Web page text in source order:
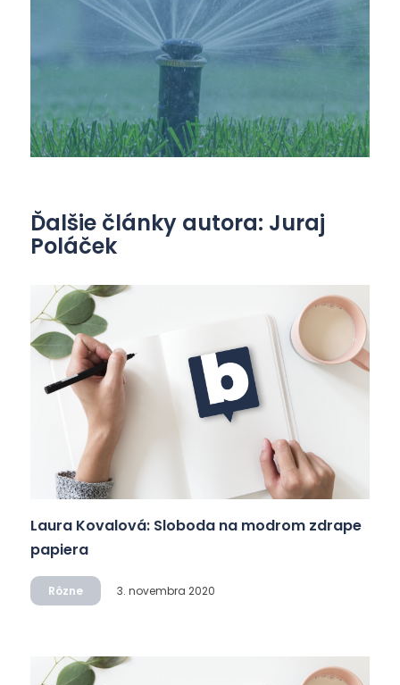
Ďalšie články autora: Juraj
Poláček
Laura Kovalová: Sloboda na modrom zdrape
papiera
Rôzne 3. novembra 2020